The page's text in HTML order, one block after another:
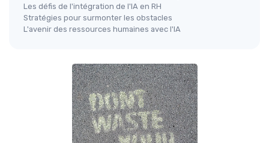
Les défis de l'intégration de l'IA en RH
Stratégies pour surmonter les obstacles
L'avenir des ressources humaines avec l'IA